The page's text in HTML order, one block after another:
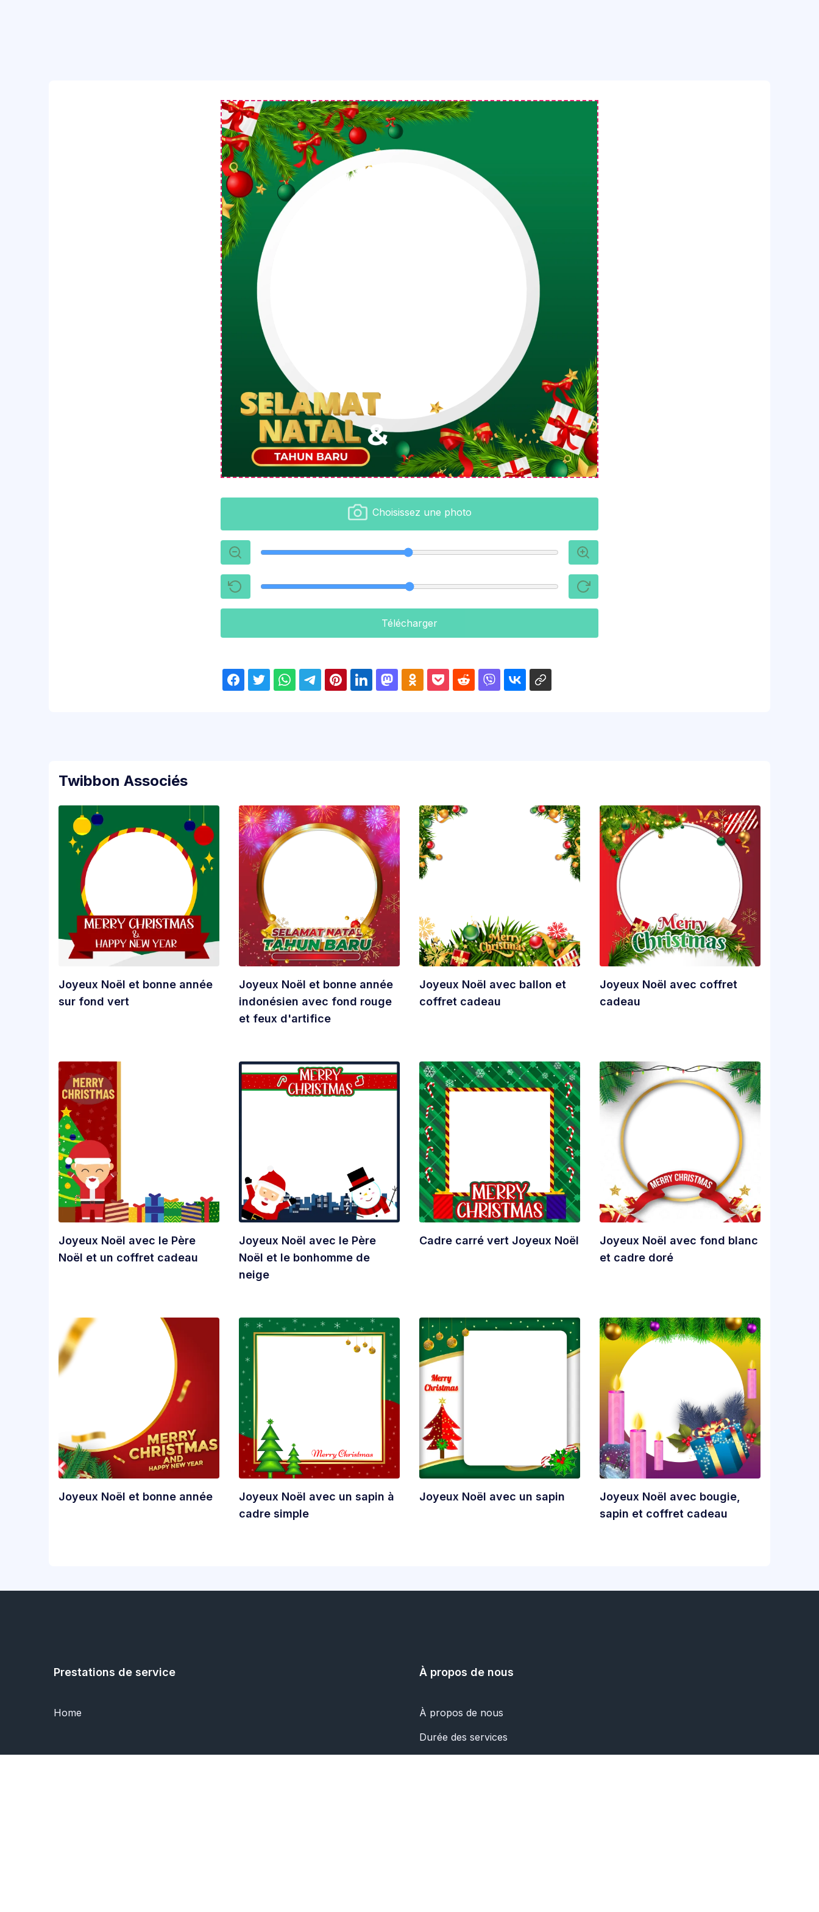
Choisissez une photo
Télécharger
Twibbon Associés
Joyeux Noël et bonne année
sur fond vert
Joyeux Noël et bonne année
indonésien avec fond rouge
et feux d'artifice
Joyeux Noël avec ballon et
coffret cadeau
Joyeux Noël avec coffret
cadeau
Joyeux Noël avec le Père
Noël et un coffret cadeau
Joyeux Noël avec le Père
Noël et le bonhomme de
neige
Cadre carré vert Joyeux Noël
Joyeux Noël avec fond blanc
et cadre doré
Joyeux Noël et bonne année
Joyeux Noël avec un sapin à
cadre simple
Joyeux Noël avec un sapin
Joyeux Noël avec bougie,
sapin et coffret cadeau
Prestations de service
Home
À propos de nous
À propos de nous
Durée des services